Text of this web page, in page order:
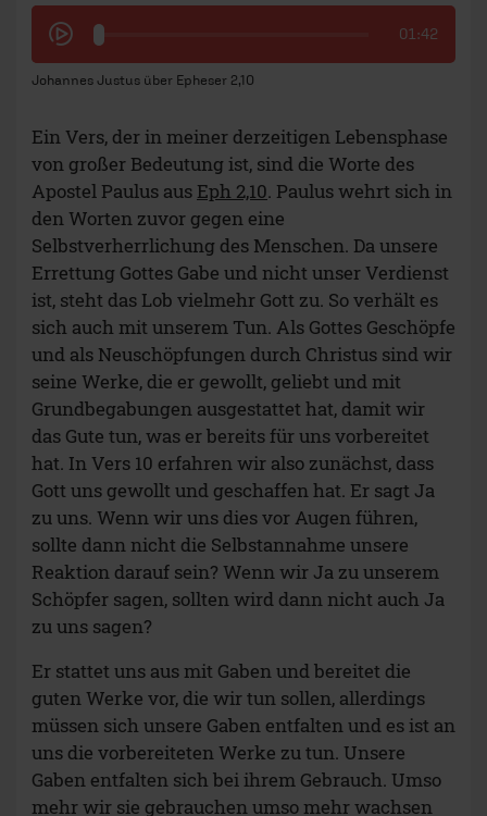
01:42
Johannes Justus über Epheser 2,10
Ein Vers, der in meiner derzeitigen Lebensphase
von großer Bedeutung ist, sind die Worte des
Apostel Paulus aus Eph 2,10. Paulus wehrt sich in
den Worten zuvor gegen eine
Selbstverherrlichung des Menschen. Da unsere
Errettung Gottes Gabe und nicht unser Verdienst
ist, steht das Lob vielmehr Gott zu. So verhält es
sich auch mit unserem Tun. Als Gottes Geschöpfe
und als Neuschöpfungen durch Christus sind wir
seine Werke, die er gewollt, geliebt und mit
Grundbegabungen ausgestattet hat, damit wir
das Gute tun, was er bereits für uns vorbereitet
hat. In Vers 10 erfahren wir also zunächst, dass
Gott uns gewollt und geschaffen hat. Er sagt Ja
zu uns. Wenn wir uns dies vor Augen führen,
sollte dann nicht die Selbstannahme unsere
Reaktion darauf sein? Wenn wir Ja zu unserem
Schöpfer sagen, sollten wird dann nicht auch Ja
zu uns sagen?
Er stattet uns aus mit Gaben und bereitet die
guten Werke vor, die wir tun sollen, allerdings
müssen sich unsere Gaben entfalten und es ist an
uns die vorbereiteten Werke zu tun. Unsere
Gaben entfalten sich bei ihrem Gebrauch. Umso
mehr wir sie gebrauchen umso mehr wachsen